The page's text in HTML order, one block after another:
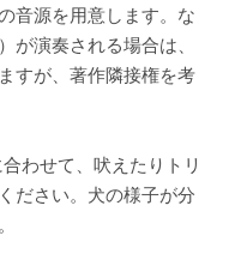
音源を用意します。な
が演奏される場合は、
すが、著作隣接権を考
わせて、吠えたりトリ
ださい。犬の様子が分